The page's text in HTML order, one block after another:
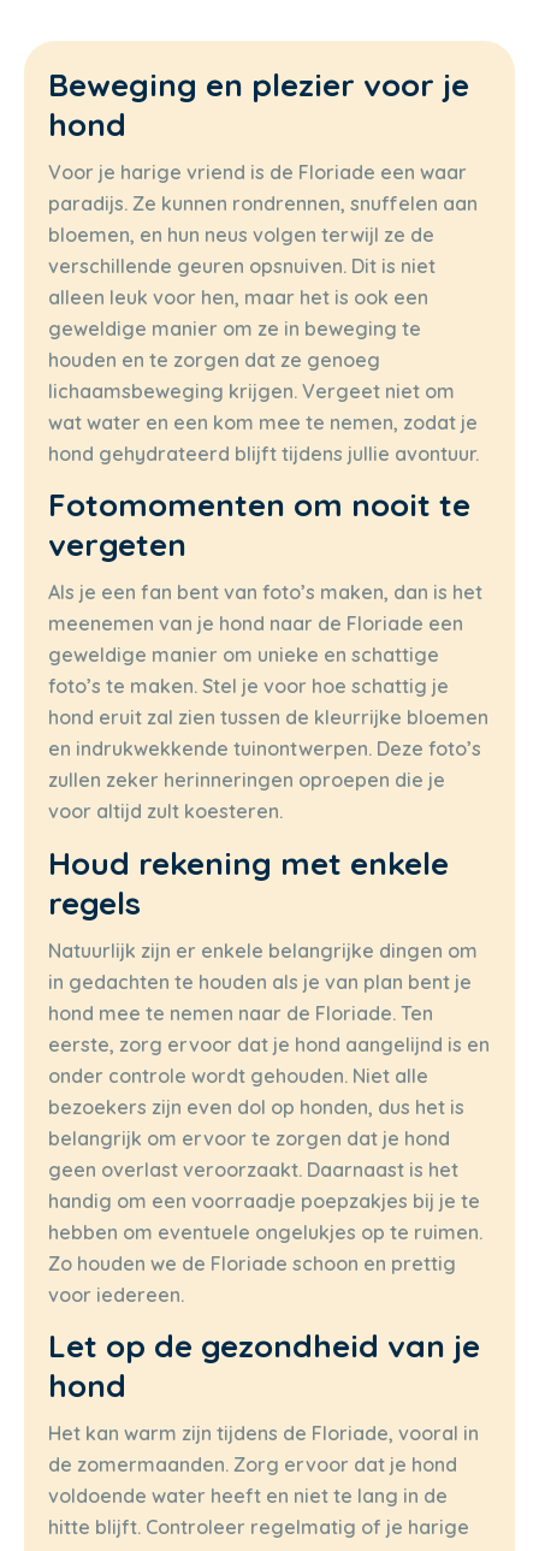
Beweging en plezier voor je
hond
Voor je harige vriend is de Floriade een waar
paradijs. Ze kunnen rondrennen, snuffelen aan
bloemen, en hun neus volgen terwijl ze de
verschillende geuren opsnuiven. Dit is niet
alleen leuk voor hen, maar het is ook een
geweldige manier om ze in beweging te
houden en te zorgen dat ze genoeg
lichaamsbeweging krijgen. Vergeet niet om
wat water en een kom mee te nemen, zodat je
hond gehydrateerd blijft tijdens jullie avontuur.
Fotomomenten om nooit te
vergeten
Als je een fan bent van foto’s maken, dan is het
meenemen van je hond naar de Floriade een
geweldige manier om unieke en schattige
foto’s te maken. Stel je voor hoe schattig je
hond eruit zal zien tussen de kleurrijke bloemen
en indrukwekkende tuinontwerpen. Deze foto’s
zullen zeker herinneringen oproepen die je
voor altijd zult koesteren.
Houd rekening met enkele
regels
Natuurlijk zijn er enkele belangrijke dingen om
in gedachten te houden als je van plan bent je
hond mee te nemen naar de Floriade. Ten
eerste, zorg ervoor dat je hond aangelijnd is en
onder controle wordt gehouden. Niet alle
bezoekers zijn even dol op honden, dus het is
belangrijk om ervoor te zorgen dat je hond
geen overlast veroorzaakt. Daarnaast is het
handig om een voorraadje poepzakjes bij je te
hebben om eventuele ongelukjes op te ruimen.
Zo houden we de Floriade schoon en prettig
voor iedereen.
Let op de gezondheid van je
hond
Het kan warm zijn tijdens de Floriade, vooral in
de zomermaanden. Zorg ervoor dat je hond
voldoende water heeft en niet te lang in de
hitte blijft. Controleer regelmatig of je harige